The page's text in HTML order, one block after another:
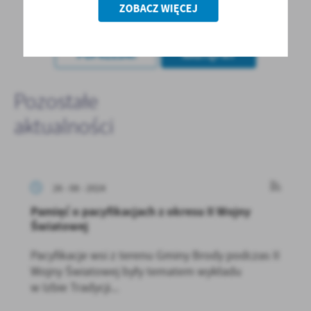
POWRÓT
POPRZEDNI NASTĘPNY
Pozostałe
aktualności
26 - 08 - 2024
Pamięć o pacyfikacjach z okresu II Wojny
Światowej
Pacyfikacje wsi z terenu Gminy Brody podczas II
Wojny Światowej były tematem wykładu
w Izbie Tradycji...
ZOBACZ WIĘCEJ